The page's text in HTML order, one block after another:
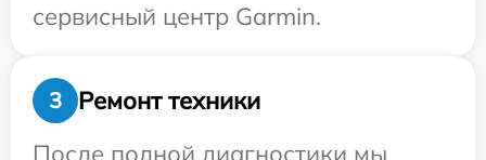
сервисный центр Garmin.
3
Ремонт техники
После полной диагностики мы